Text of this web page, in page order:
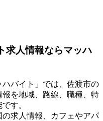
求人情報ならマッハ
バイト」では、佐渡市の
を地域、路線、職種、特
す。
求人情報、カフェやアパ